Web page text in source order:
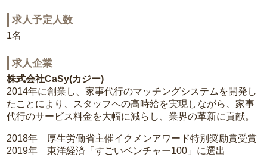
求人予定人数
1名
求人企業
株式会社CaSy(カジー)
2014年に創業し、家事代行のマッチングシステムを開発し
たことにより、スタッフへの高時給を実現しながら、家事
代行のサービス料金を大幅に減らし、業界の革新に貢献。
2018年 厚生労働省主催イクメンアワード特別奨励賞受賞
2019年 東洋経済「すごいベンチャー100」に選出